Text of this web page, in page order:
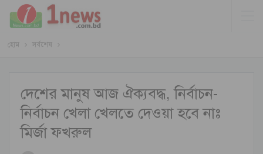
হোম সর্বশেষ
দেশের মানুষ আজ ঐক্যবদ্ধ, নির্বাচন-
নির্বাচন খেলা খেলতে দেওয়া হবে নাঃ
মির্জা ফখরুল